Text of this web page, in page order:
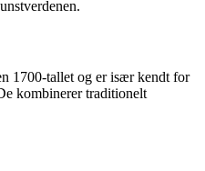
1700-tallet og er især kendt for
kombinerer traditionelt